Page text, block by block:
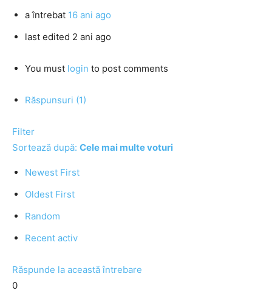
a întrebat 16 ani ago
last edited 2 ani ago
You must login to post comments
Răspunsuri (1)
Filter
Sortează după: Cele mai multe voturi
Newest First
Oldest First
Random
Recent activ
Răspunde la această întrebare
0